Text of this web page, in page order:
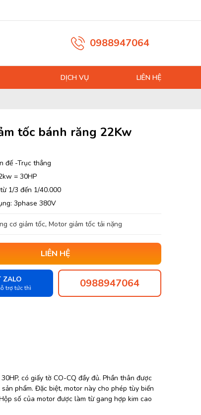
0988947064
DỊCH VỤ LIÊN HỆ
tốc bánh răng 22Kw
đế -Trục thẳng
= 30HP
1/3 đến 1/40.000
3phase 380V
cơ giảm tốc, Motor giảm tốc tải nặng
LIÊN HỆ
ZALO
trợ tức thì 0988947064
có giấy tờ CO-CQ đầy đủ. Phần thân được
phẩm. Đặc biệt, motor này cho phép tùy biến
số của motor được làm từ gang hợp kim cao